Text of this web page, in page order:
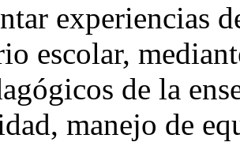
experiencias
escolar,
de la
manejo de